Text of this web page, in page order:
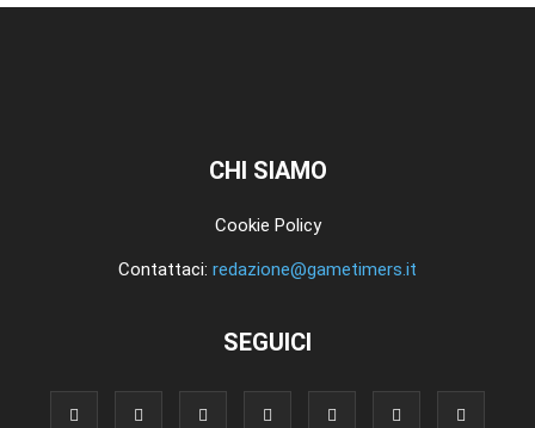
CHI SIAMO
Cookie Policy
Contattaci: redazione@gametimers.it
SEGUICI